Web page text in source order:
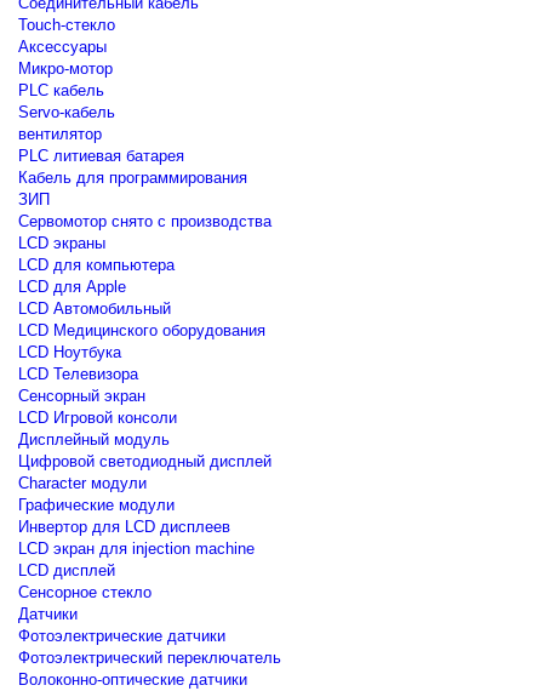
Touch-стекло
Аксессуары
Микро-мотор
PLC кабель
Servo-кабель
вентилятор
PLC литиевая батарея
Кабель для программирования
ЗИП
Сервомотор снято с производства
LCD экраны
LCD для компьютера
LCD для Apple
LCD Автомобильный
LCD Медицинского оборудования
LCD Ноутбука
LCD Телевизора
Сенсорный экран
LCD Игровой консоли
Дисплейный модуль
Цифровой светодиодный дисплей
Сharacter модули
Графические модули
Инвертор для LCD дисплеев
LCD экран для injection machine
LCD дисплей
Сенсорное стекло
Датчики
Фотоэлектрические датчики
Фотоэлектрический переключатель
Волоконно-оптические датчики